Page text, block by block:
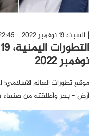
السبت 19 نوفمبر 2022 - 22:45
نوفمبر 2022
موقع تطورات العالم
أرض – بحر وأطلقته من صنعاء